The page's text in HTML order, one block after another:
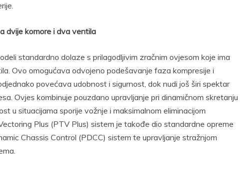
dvije komore i dva ventila
standardno dolaze s prilagodljivim zračnim ovjesom koje ima
Ovo omogućava odvojeno podešavanje faza kompresije i
povećava udobnost i sigurnost, dok nudi još širi spektar
Ovjes kombinuje pouzdano upravljanje pri dinamičnom skretanju
u situacijama sporije vožnje i maksimalnom eliminacijom
Plus (PTV Plus) sistem je takođe dio standardne opreme
Chassis Control (PDCC) sistem te upravljanje stražnjom